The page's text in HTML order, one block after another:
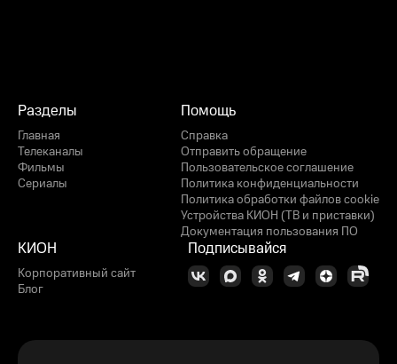
Разделы
Главная
Телеканалы
Фильмы
Сериалы
Помощь
Справка
Отправить обращение
Пользовательское соглашение
Политика конфиденциальности
Политика обработки файлов cookie
Устройства КИОН (ТВ и приставки)
Документация пользования ПО
КИОН
Корпоративный сайт
Блог
Подписывайся